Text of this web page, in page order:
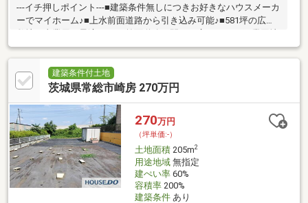
---イチ押しポイント---■建築条件無しにつきお好きなハウスメーカ
ーでマイホーム♪■上水前面道路から引き込み可能♪■581坪の広い
近く♪■未造成の為伐採・伐根の必要性あり！---周辺環境---■水海
道駅・・・車で10分※当社では他社様が掲載している物件も全て
ご紹介、ご案内が可能となっております♪一度にあわせて内覧をご
希望の際は、お問い合わせの際にご希望の物件名をお知らせくだ
♪
建築条件付土地
茨城県常総市崎房 270万円
270万円
（坪単価:-）
土地面積205m2
用途地域無指定
建ぺい率60%
容積率200%
建築条件あり